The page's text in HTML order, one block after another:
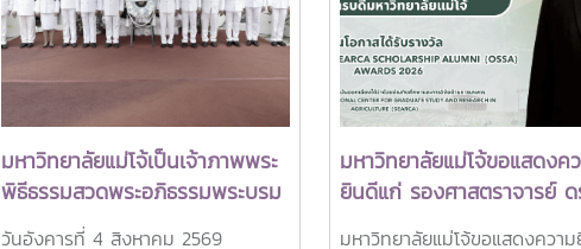
มหาวิทยาลัยแม่โจ้เป็นเจ้าภาพพระ
พิธีธรรมสวดพระอภิธรรมพระบรม
ศพสมเด็จพระนางเจ้าสิริกิติ์
วันอังคารที่ 4 สิงหาคม 2569
มหาวิทยาลัยแม่โจ้ขอแสดงค
ยินดีแก่ รองศาสตราจารย์ ด
พล ทองมา อธิการบดีมหาวิ
มหาวิทยาลัยแม่โจ้ขอแสดงควา